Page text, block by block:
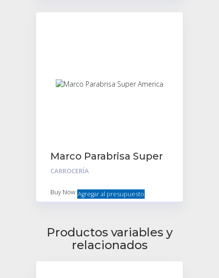
Marco Parabrisa Super
America
CARROCERÍA
Buy Now Agregar al presupuesto
Productos variables y
relacionados